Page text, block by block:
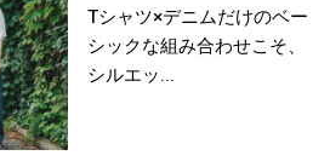
Tシャツ×デニムだけのベー
シックな組み合わせこそ、
シルエッ...